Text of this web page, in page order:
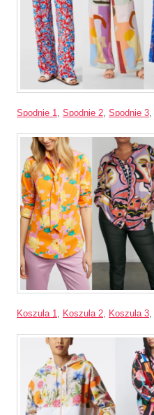
Spodnie 1 Spodnie 2 Spodnie 3
Koszula 1, Koszula 2, Koszula 3,